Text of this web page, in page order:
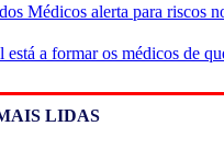
Médicos alerta para riscos
está a formar os médicos de
LIDAS